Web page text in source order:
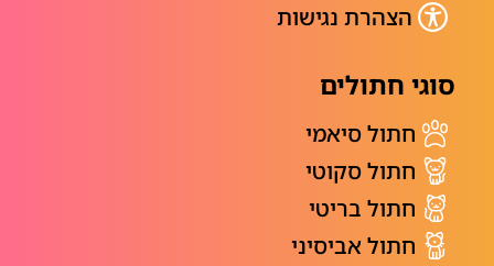
הצהרת נגישות
סוגי חתולים
חתול סיאמי
חתול סקוטי
חתול בריטי
חתול אביסיני